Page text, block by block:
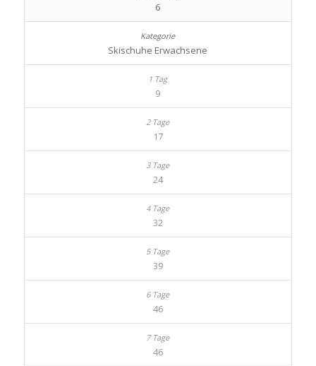
6
Skischuhe Erwachsene
9
17
24
32
39
46
46